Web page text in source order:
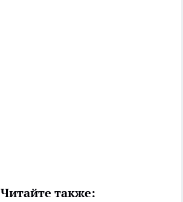
Читайте также: